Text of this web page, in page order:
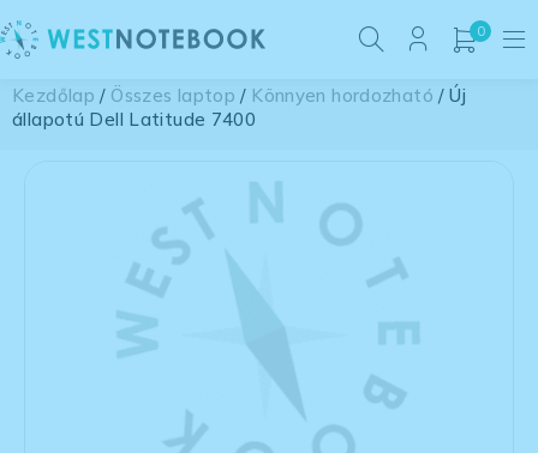
0
Kezdőlap / Összes laptop / Könnyen hordozható / Új
állapotú Dell Latitude 7400